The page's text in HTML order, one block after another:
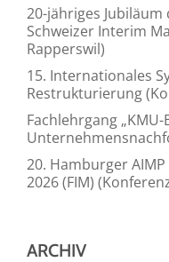
20-jähriges Jubiläum
Schweizer Interim
Rapperswil)
15. Internationales
Restrukturierung
Fachlehrgang
20. Hamburger
2026 (FIM)
ARCHIV